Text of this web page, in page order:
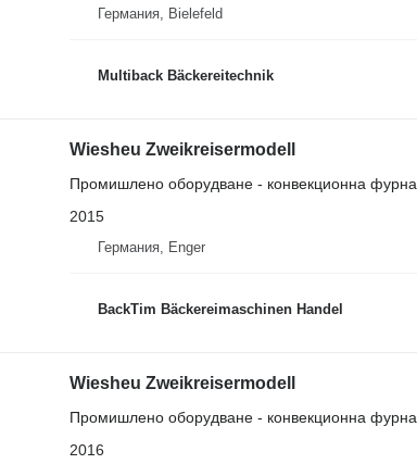
Германия, Bielefeld
Multiback Bäckereitechnik
Wiesheu Zweikreisermodell
Промишлено оборудване - конвекционна фурна
2015
Германия, Enger
BackTim Bäckereimaschinen Handel
Wiesheu Zweikreisermodell
Промишлено оборудване - конвекционна фурна
2016